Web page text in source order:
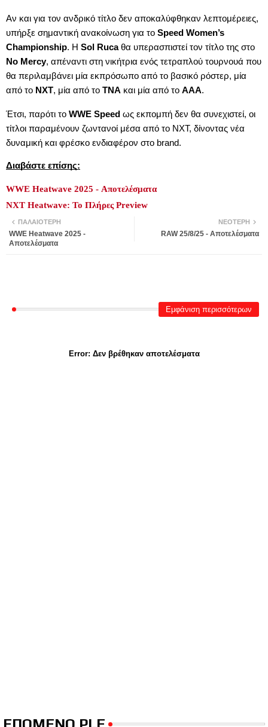
Αν και για τον ανδρικό τίτλο δεν αποκαλύφθηκαν λεπτομέρειες,
υπήρξε σημαντική ανακοίνωση για το Speed Women’s
Championship. Η Sol Rucaθα υπερασπιστεί τον τίτλο της στο
No Mercy, απέναντι στη νικήτρια ενός τετραπλού τουρνουά που
θα περιλαμβάνει μία εκπρόσωπο από το βασικό ρόστερ, μία
από το NXT, μία από το TNA και μία από το AAA.
Έτσι, παρότι το WWE Speed ως εκπομπή δεν θα συνεχιστεί, οι
τίτλοι παραμένουν ζωντανοί μέσα από το NXT, δίνοντας νέα
δυναμική και φρέσκο ενδιαφέρον στο brand.
Διαβάστε επίσης:
WWE Heatwave 2025 - Αποτελέσματα
NXT Heatwave: Το Πλήρες Preview
ΝΕΌΤΕΡΗ
RAW 25/8/25 - Αποτελέσματα
ΠΑΛΑΙΌΤΕΡΗ
WWE Heatwave 2025 -
Αποτελέσματα
Εμφάνιση περισσότερων
Error: Δεν βρέθηκαν αποτελέσματα